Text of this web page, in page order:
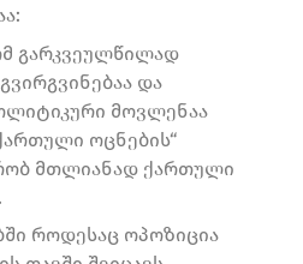
გარკვეულწილად
და
მოვლენაა
ოცნების“
მთლიანად ქართული
როდესაც ოპოზიცია